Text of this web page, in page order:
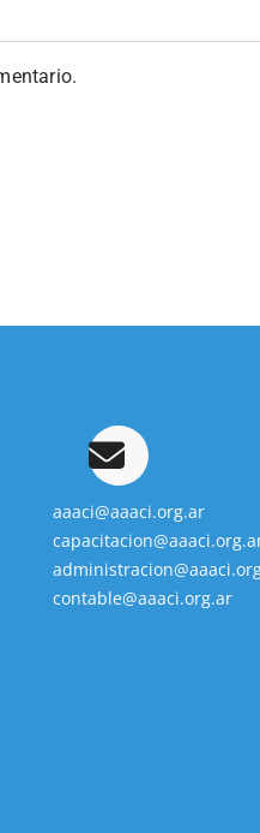
aaaci@aaaci.org.ar
contable@aaaci.org.ar